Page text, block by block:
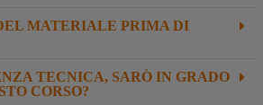
MATERIALE PRIMA DI
TECNICA, SARÒ IN GRADO
CORSO?